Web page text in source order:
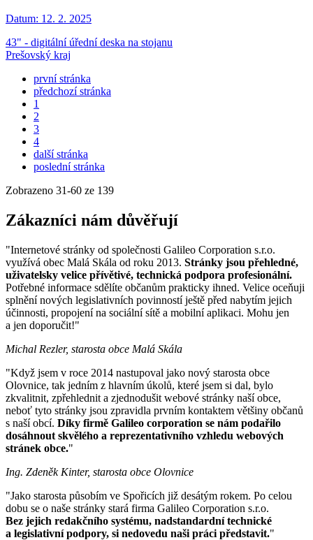
Datum: 12. 2. 2025
43" - digitální úřední deska na stojanu
Prešovský kraj
první stránka
předchozí stránka
1
2
3
4
další stránka
poslední stránka
Zobrazeno 31-60 ze 139
Zákazníci nám důvěřují
"Internetové stránky od společnosti Galileo Corporation s.r.o.
využívá obec Malá Skála od roku 2013. Stránky jsou přehledné,
uživatelsky velice přívětivé, technická podpora profesionální.
Potřebné informace sdělíte občanům prakticky ihned. Velice oceňuji
splnění nových legislativních povinností ještě před nabytím jejich
účinnosti, propojení na sociální sítě a mobilní aplikaci. Mohu jen
a jen doporučit!"
Michal Rezler, starosta obce Malá Skála
"Když jsem v roce 2014 nastupoval jako nový starosta obce
Olovnice, tak jedním z hlavním úkolů, které jsem si dal, bylo
zkvalitnit, zpřehlednit a zjednodušit webové stránky naší obce,
neboť tyto stránky jsou zpravidla prvním kontaktem většiny občanů
s naší obcí. Díky firmě Galileo corporation se nám podařilo
dosáhnout skvělého a reprezentativního vzhledu webových
stránek obce."
Ing. Zdeněk Kinter, starosta obce Olovnice
"Jako starosta působím ve Spořicích již desátým rokem. Po celou
dobu se o naše stránky stará firma Galileo Corporation s.r.o.
Bez jejich redakčního systému, nadstandardní technické
a legislativní podpory, si nedovedu naši práci představit."